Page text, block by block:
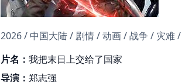
2026 / 中国大陆 / 剧情 / 动画 / 战争 / 灾难
片名： 我把末日上交给了国家
导演： 郑志强